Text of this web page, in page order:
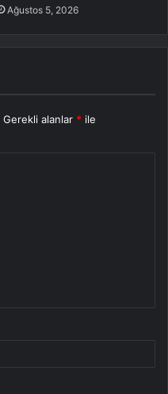
Ağustos 5, 2026
Gerekli alanlar * ile